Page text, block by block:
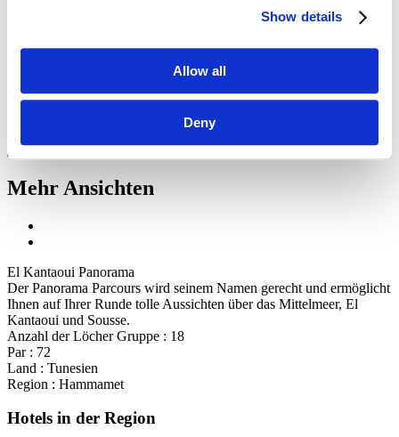
Show details
Allow all
Deny
El Kantaoui Panorama
El Kantaoui Panorama
Mehr Ansichten
El Kantaoui Panorama
Der Panorama Parcours wird seinem Namen gerecht und ermöglicht
Ihnen auf Ihrer Runde tolle Aussichten über das Mittelmeer, El
Kantaoui und Sousse.
Anzahl der Löcher Gruppe : 18
Par : 72
Land : Tunesien
Region : Hammamet
Hotels in der Region